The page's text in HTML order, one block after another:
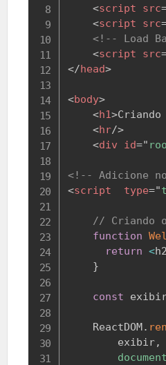
<script src
<script src
<!-- Load
<script src
</head>
<body>
<h1>Criando
<hr/>
<div id="
<!-- Adicione
<script type="
// Criando o
function
return <h2
}
const
ReactDOM.
        exibir
,
document